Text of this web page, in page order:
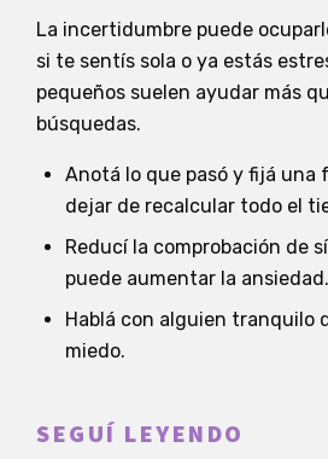
La incertidumbre puede
si te sentís sola o ya estás
pequeños suelen ayudar más
búsquedas.
Anotá lo que pasó y fijá una
dejar de recalcular todo el
Reducí la comprobación de
puede aumentar la ansiedad.
Hablá con alguien tranquilo
miedo.
SEGUÍ LEYENDO